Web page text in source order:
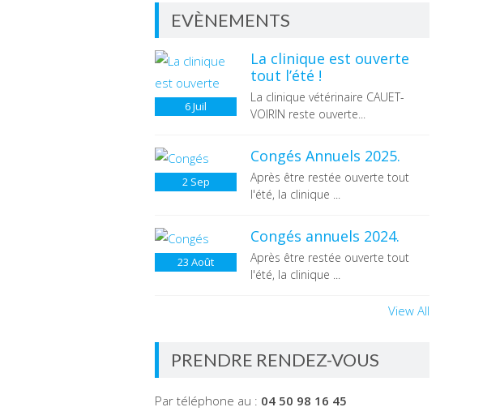
EVÈNEMENTS
6Juil
La clinique est ouverte
tout l’été !
La clinique vétérinaire CAUET-
VOIRIN reste ouverte...
2 Sep
Congés Annuels 2025.
Après être restée ouverte tout
l'été, la clinique ...
23 Août
Congés annuels 2024.
Après être restée ouverte tout
l'été, la clinique ...
View All
PRENDRE RENDEZ-VOUS
Par téléphone au : 04 50 98 16 45